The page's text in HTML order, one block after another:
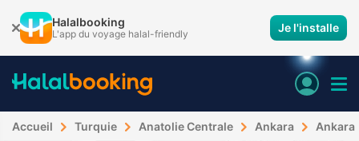
Halalbooking
L'app du voyage halal-friendly Je l'installe
Accueil Turquie Anatolie Centrale Ankara Ankara